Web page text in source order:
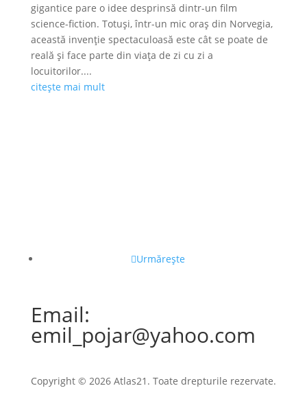
gigantice pare o idee desprinsă dintr-un film
science-fiction. Totuși, într-un mic oraș din Norvegia,
această invenție spectaculoasă este cât se poate de
reală și face parte din viața de zi cu zi a
locuitorilor....
citește mai mult
Urmărește
Email:
emil_pojar@yahoo.com
Copyright © 2026 Atlas21. Toate drepturile rezervate.